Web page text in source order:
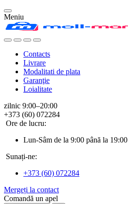
Meniu
Contacts
Livrare
Modalitati de plata
Garanţie
Loialitate
zilnic 9:00–20:00
+373 (60) 072284
Ore de lucru:
Lun-Sâm de la 9:00 până la 19:00
Sunați-ne:
+373 (60) 072284
Mergeți la contact
Comandă un apel